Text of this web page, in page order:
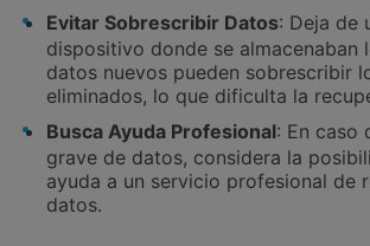
Evitar Sobrescribir Datos: Deja de
dispositivo donde se almacenaban
datos nuevos pueden sobrescribir
eliminados, lo que dificulta la
Busca Ayuda Profesional: En caso
grave de datos, considera la
ayuda a un servicio profesional de
datos.